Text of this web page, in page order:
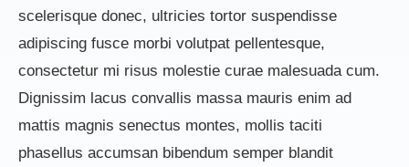
scelerisque donec, ultricies tortor suspendisse
adipiscing fusce morbi volutpat pellentesque,
consectetur mi risus molestie curae malesuada cum.
Dignissim lacus convallis massa mauris enim ad
mattis magnis senectus montes, mollis taciti
phasellus accumsan bibendum semper blandit